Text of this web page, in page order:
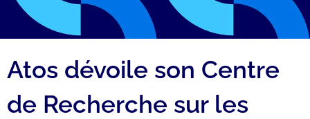
Atos dévoile son Centre
de Recherche sur les